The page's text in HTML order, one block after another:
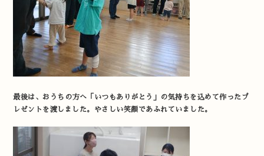
最後は、おうちの方へ「いつもありがとう」の気持ちを込めて作ったプ
レゼントを渡しました。やさしい笑顔であふれていました。